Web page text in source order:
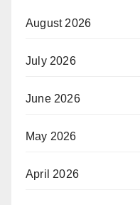
August 2026
July 2026
June 2026
May 2026
April 2026